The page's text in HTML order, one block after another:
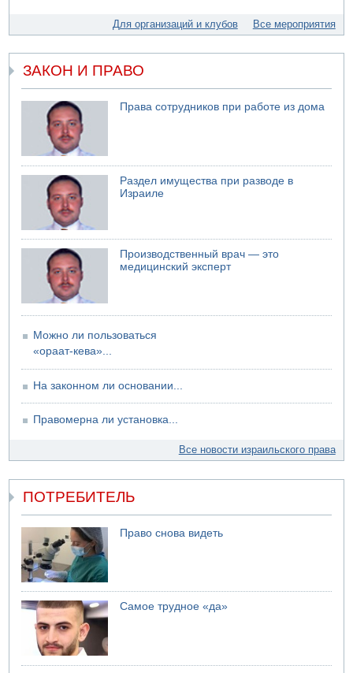
В Дубае поднимается дым над портом
05.08.2026 06:41
Еще один меморандум для Ирана
Для организаций и клубов Все мероприятия
ЗАКОН И ПРАВО
Права сотрудников при работе из дома
Раздел имущества при разводе в
Израиле
Производственный врач — это
медицинский эксперт
Можно ли пользоваться
«ораат-кева»...
На законном ли основании...
Правомерна ли установка...
Все новости израильского права
ПОТРЕБИТЕЛЬ
Право снова видеть
Самое трудное «да»